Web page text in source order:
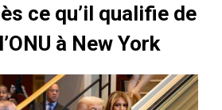
ce qu’il qualifie de
à New York